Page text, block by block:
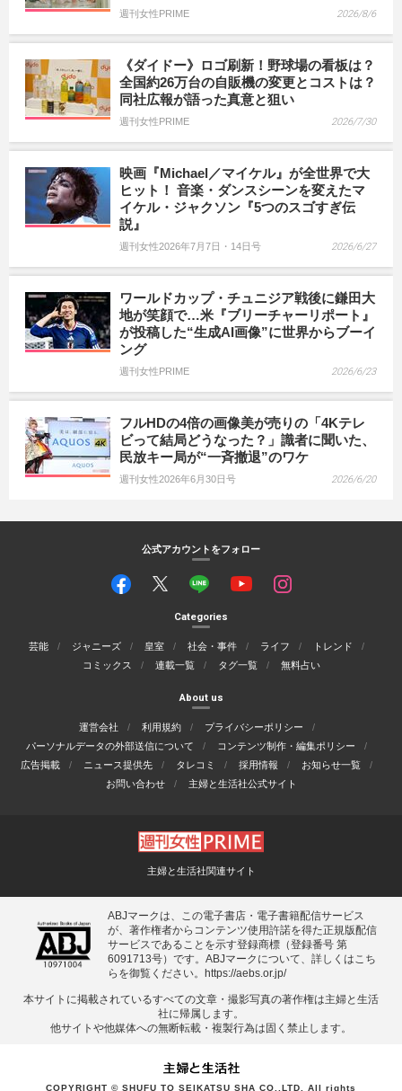
週刊女性PRIME 2026/8/6
《ダイドー》ロゴ刷新！野球場の看板は？
全国約26万台の自販機の変更とコストは？
同社広報が語った真意と狙い
週刊女性PRIME 2026/7/30
映画『Michael／マイケル』が全世界で大
ヒット！ 音楽・ダンスシーンを変えたマ
イケル・ジャクソン『5つのスゴすぎ伝
説』
週刊女性2026年7月7日・14日号 2026/6/27
ワールドカップ・チュニジア戦後に鎌田大
地が笑顔で…米『ブリーチャーリポート』
が投稿した“生成AI画像”に世界からブーイ
ング
週刊女性PRIME 2026/6/23
フルHDの4倍の画像美が売りの「4Kテレ
ビって結局どうなった？」識者に聞いた、
民放キー局が“一斉撤退”のワケ
週刊女性2026年6月30日号 2026/6/20
公式アカウントをフォロー
Categories
芸能 ジャニーズ 皇室 社会・事件 ライフ
トレンド
コミックス
連載一覧 タグ一覧 無料占い
About us
運営会社 利用規約
プライバシーポリシー
パーソナルデータの外部送信について
コンテンツ制作・編集ポリシー
広告掲載
ニュース提供先 タレコミ 採用情報
お知らせ一覧
お問い合わせ
主婦と生活社公式サイト
主婦と生活社関連サイト
ABJマークは、この電子書店・電子書籍配信サービス
が、著作権者からコンテンツ使用許諾を得た正規版配信
サービスであることを示す登録商標（登録番号 第
6091713号）です。ABJマークについて、詳しくはこち
らを御覧ください。
https://aebs.or.jp/
本サイトに掲載されているすべての⽂章・撮影写真の著作権は主婦と⽣活
社に帰属します。
他サイトや他媒体への無断転載・複製⾏為は固く禁⽌します。
COPYRIGHT © SHUFU TO SEIKATSU SHA CO.,LTD. All rights